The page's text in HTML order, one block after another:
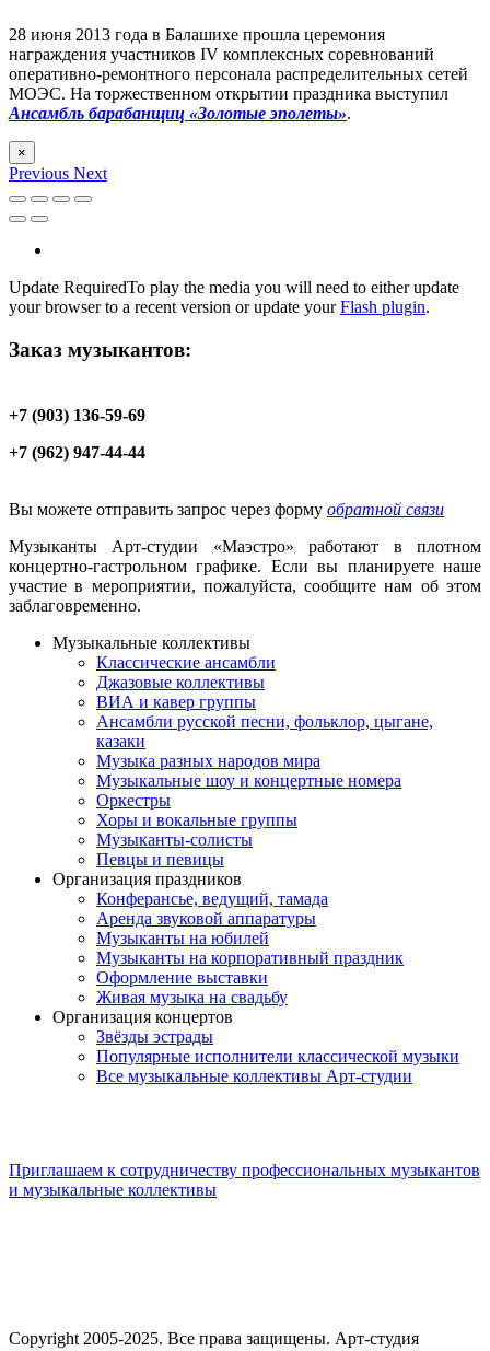
28 июня 2013 года в Балашихе прошла церемония
награждения участников IV комплексных соревнований
оперативно-ремонтного персонала распределительных сетей
МОЭС. На торжественном открытии праздника выступил
Ансамбль барабанщиц «Золотые эполеты».
×
Previous Next
Update RequiredTo play the media you will need to either update
your browser to a recent version or update yourFlash plugin.
Заказ музыкантов:
+7 (903) 136-59-69
+7 (962) 947-44-44
Вы можете отправить запрос через форму обратной связи
Музыканты Арт-студии «Маэстро» работают в плотном
концертно-гастрольном графике. Если вы планируете наше
участие в мероприятии, пожалуйста, сообщите нам об этом
заблаговременно.
Музыкальные коллективы
Классические ансамбли
Джазовые коллективы
ВИА и кавер группы
Ансамбли русской песни, фольклор, цыгане,
казаки
Музыка разных народов мира
Музыкальные шоу и концертные номера
Оркестры
Хоры и вокальные группы
Музыканты-солисты
Певцы и певицы
Организация праздников
Конферансье, ведущий, тамада
Аренда звуковой аппаратуры
Музыканты на юбилей
Музыканты на корпоративный праздник
Оформление выставки
Живая музыка на свадьбу
Организация концертов
Звёзды эстрады
Популярные исполнители классической музыки
Все музыкальные коллективы Арт-студии
Приглашаем к сотрудничеству профессиональных музыкантов
и музыкальные коллективы
Copyright 2005-2025. Все права защищены. Арт-студия